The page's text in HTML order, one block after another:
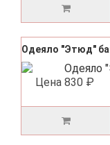
Одеяло "Этюд"
Цена 830 ₽